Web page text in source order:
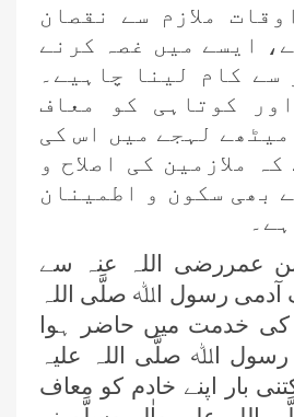
ملازم سے نقصان
ایسے میں غصہ کرنے
سے کام لینا چاہیے۔
کوتاہی کو معاف
لہجے میں اس کی
کہ ملازمین کی اصلاح و
بھی سکون و اطمینان
عمررضی اللہ عنہ سے
آدمی رسول اﷲ صلَّی اللہ
کی خدمت میں حاضر ہوا
رسول اﷲ صلَّی اللہ علیہ
بار اپنے خادم کو معاف